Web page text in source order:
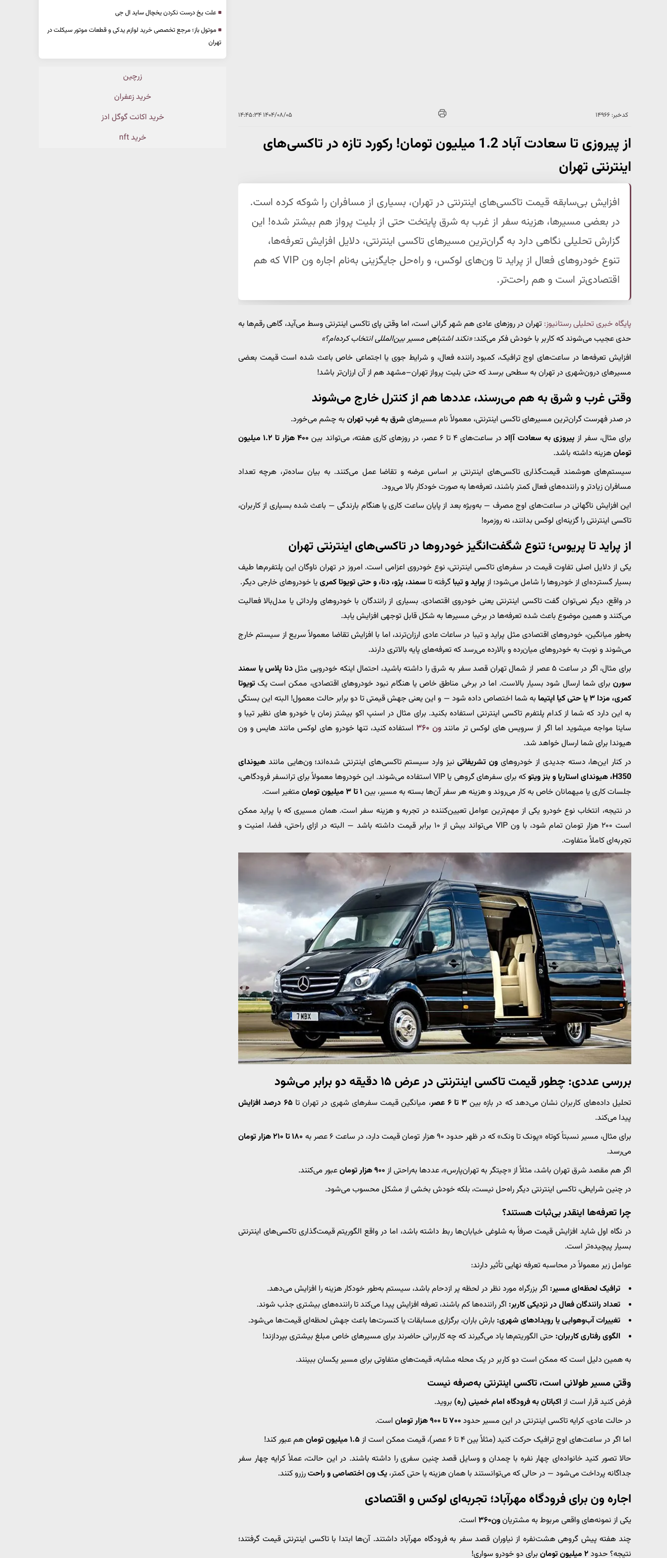
کدخبر: ۱۴۹۶۶ ۱۴۰۴/۰۸/۰۵ ۱۴:۴۵:۳۴
از پیروزی تا سعادت آباد 1.2 میلیون تومان! رکورد تازه در تاکسی‌های
اینترنتی تهران
افزایش بی‌سابقه قیمت تاکسی‌های اینترنتی در تهران، بسیاری از مسافران را شوکه کرده است.
در بعضی مسیرها، هزینه سفر از غرب به شرق پایتخت حتی از بلیت پرواز هم بیشتر شده! این
گزارش تحلیلی نگاهی دارد به گران‌ترین مسیرهای تاکسی اینترنتی، دلایل افزایش تعرفه‌ها،
تنوع خودروهای فعال از پراید تا ون‌های لوکس، و راه‌حل جایگزینی به‌نام اجاره ون VIP که هم
اقتصادی‌تر است و هم راحت‌تر.
پایگاه خبری تحلیلی رستانیوز: تهران در روزهای عادی هم شهر گرانی است، اما وقتی پای تاکسی اینترنتی وسط می‌آید، گاهی رقم‌ها به
حدی عجیب می‌شوند که کاربر با خودش فکر می‌کند:«نکند اشتباهی مسیر بین‌المللی انتخاب کرده‌ام؟»
افزایش تعرفه‌ها در ساعت‌های اوج ترافیک، کمبود راننده فعال، و شرایط جوی یا اجتماعی خاص باعث شده است قیمت بعضی
مسیرهای درون‌شهری در تهران به سطحی برسد که حتی بلیت پرواز تهران–مشهد هم از آن ارزان‌تر باشد!
وقتی غرب و شرق به هم می‌رسند، عددها هم از کنترل خارج می‌شوند
در صدر فهرست گران‌ترین مسیرهای تاکسی اینترنتی، معمولاً نام مسیرهای شرق به غرب تهران به چشم می‌خورد.
برای مثال، سفر از پیروزی به سعادت آإاددر ساعت‌های ۴ تا ۶ عصر، در روزهای کاری هفته، می‌تواند بین
۴۰۰ هزار تا ۱.۲ میلیون
تومانهزینه داشته باشد.
سیستم‌های هوشمند قیمت‌گذاری تاکسی‌های اینترنتی بر اساس عرضه و تقاضا عمل می‌کنند. به بیان ساده‌تر، هرچه تعداد
مسافران زیادتر و راننده‌های فعال کمتر باشند، تعرفه‌ها به صورت خودکار بالا می‌رود.
این افزایش ناگهانی در ساعت‌های اوج مصرف — به‌ویژه بعد از پایان ساعت کاری یا هنگام بارندگی — باعث شده بسیاری از کاربران،
تاکسی اینترنتی را گزینه‌ای لوکس بدانند، نه روزمره!
از پراید تا پریوس؛ تنوع شگفت‌انگیز خودروها در تاکسی‌های اینترنتی تهران
یکی از دلایل اصلی تفاوت قیمت در سفرهای تاکسی اینترنتی، نوع خودروی اعزامی است. امروز در تهران ناوگان این پلتفرم‌ها طیف
بسیار گسترده‌ای از خودروها را شامل می‌شود؛ از پراید و تیبا گرفته تا سمند، پژو، دنا، و حتی تویوتا کمرییا خودروهای خارجی دیگر.
در واقع، دیگر نمی‌توان گفت تاکسی اینترنتی یعنی خودروی اقتصادی. بسیاری از رانندگان با خودروهای وارداتی یا مدل‌بالا فعالیت
می‌کنند و همین موضوع باعث شده تعرفه‌ها در برخی مسیرها به شکل قابل توجهی افزایش یابد.
به‌طور میانگین، خودروهای اقتصادی مثل پراید و تیبا در ساعات عادی ارزان‌ترند، اما با افزایش تقاضا معمولاً سریع از سیستم خارج
می‌شوند و نوبت به خودروهای میان‌رده و بالارده می‌رسد که تعرفه‌های پایه بالاتری دارند.
برای مثال، اگر در ساعت ۵ عصر از شمال تهران قصد سفر به شرق را داشته باشید، احتمال اینکه خودرویی مثل
دنا پلاس یا سمند
سورن برای شما ارسال شود بسیار بالاست. اما در برخی مناطق خاص یا هنگام نبود خودروهای اقتصادی، ممکن است یک تویوتا
کمری، مزدا ۳ یا حتی کیا اپتیما
به شما اختصاص داده شود — و این یعنی جهش قیمتی تا دو برابر حالت معمول! البته این بستگی
به این دارد که شما از کدام پلتفرم تاکسی اینترنتی استفاده بکنید. برای مثال در اسنپ اکو بیشتر زمان یا خودرو های نظیر تیبا و
ساینا مواجه میشوید اما اگر از سرویس های لوکس تر مانندون ۳۶۰
استفاده کنید، تنها خودرو های لوکس مانند هایس و ون
هیوندا برای شما ارسال خواهد شد.
در کنار این‌ها، دسته جدیدی از خودروهای ون تشریفاتینیز وارد سیستم تاکسی‌های اینترنتی شده‌اند؛ ون‌هایی مانند هیوندای
H350، هیوندای استاریا و بنز ویتو
که برای سفرهای گروهی یا VIP استفاده می‌شوند. این خودروها معمولاً برای ترانسفر فرودگاهی،
جلسات کاری یا میهمانان خاص به کار می‌روند و هزینه هر سفر آن‌ها بسته به مسیر، بین ۱ تا ۳ میلیون تومان
متغیر است.
در نتیجه، انتخاب نوع خودرو یکی از مهم‌ترین عوامل تعیین‌کننده در تجربه و هزینه سفر است. همان مسیری که با پراید ممکن
است ۲۰۰ هزار تومان تمام شود، با ون VIP می‌تواند بیش از ۱۰ برابر قیمت داشته باشد — البته در ازای راحتی، فضا، امنیت و
تجربه‌ای کاملاً متفاوت.
بررسی عددی: چطور قیمت تاکسی اینترنتی در عرض ۱۵ دقیقه دو برابر می‌شود
تحلیل داده‌های کاربران نشان می‌دهد که در بازه بین۳ تا ۶ عصر ، میانگین قیمت سفرهای شهری در تهران تا ۶۵ درصد افزایش
پیدا می‌کند.
برای مثال، مسیر نسبتاً کوتاه «پونک تا ونک» که در ظهر حدود ۹۰ هزار تومان قیمت دارد، در ساعت ۶ عصر به
۱۸۰ تا ۲۱۰ هزار تومان
می‌رسد.
اگر هم مقصد شرق تهران باشد، مثلاً از «چیتگر به تهران‌پارس»، عددها به‌راحتی از۹۰۰ هزار تومان
عبور می‌کنند.
در چنین شرایطی، تاکسی اینترنتی دیگر راه‌حل نیست، بلکه خودش بخشی از مشکل محسوب می‌شود.
چرا تعرفه‌ها اینقدر بی‌ثبات هستند؟
در نگاه اول شاید افزایش قیمت صرفاً به شلوغی خیابان‌ها ربط داشته باشد، اما در واقع الگوریتم قیمت‌گذاری تاکسی‌های اینترنتی
بسیار پیچیده‌تر است.
عوامل زیر معمولاً در محاسبه تعرفه نهایی تأثیر دارند:
ترافیک لحظه‌ای مسیر: اگر بزرگراه مورد نظر در لحظه پر ازدحام باشد، سیستم به‌طور خودکار هزینه را افزایش می‌دهد.
تعداد رانندگان فعال در نزدیکی کاربر: اگر راننده‌ها کم باشند، تعرفه افزایش پیدا می‌کند تا راننده‌های بیشتری جذب شوند.
تغییرات آب‌و‌هوایی یا رویدادهای شهری: بارش باران، برگزاری مسابقات یا کنسرت‌ها باعث جهش لحظه‌ای قیمت‌ها می‌شود.
الگوی رفتاری کاربران: حتی الگوریتم‌ها یاد می‌گیرند که چه کاربرانی حاضرند برای مسیرهای خاص مبلغ بیشتری بپردازند!
به همین دلیل است که ممکن است دو کاربر در یک محله مشابه، قیمت‌های متفاوتی برای مسیر یکسان ببینند.
وقتی مسیر طولانی است، تاکسی اینترنتی به‌صرفه نیست
فرض کنید قرار است از اکباتان به فرودگاه امام خمینی (ره) بروید.
در حالت عادی، کرایه تاکسی اینترنتی در این مسیر حدود۷۰۰ تا ۹۰۰ هزار تومان
است.
اما اگر در ساعت‌های اوج ترافیک حرکت کنید (مثلاً بین ۴ تا ۶ عصر)، قیمت ممکن است از
۱.۵ میلیون تومان
هم عبور کند!
حالا تصور کنید خانواده‌ای چهار نفره با چمدان و وسایل قصد چنین سفری را داشته باشند. در این حالت، عملاً کرایه چهار سفر
جداگانه پرداخت می‌شود — در حالی که می‌توانستند با همان هزینه یا حتی کمتر، یک ون اختصاصی و راحترزرو کنند.
اجاره ون برای فرودگاه مهرآباد؛ تجربه‌ای لوکس و اقتصادی
یکی از نمونه‌های واقعی مربوط به مشتریانون۳۶۰
است.
چند هفته پیش گروهی هشت‌نفره از نیاوران قصد سفر به فرودگاه مهرآباد داشتند. آن‌ها ابتدا با تاکسی اینترنتی قیمت گرفتند؛
نتیجه؟ حدود ۲ میلیون تومان برای دو خودرو سواری!
علت یخ درست نکردن یخچال ساید ال جی
موتول باز؛ مرجع تخصصی خرید لوازم یدکی و قطعات موتور سیکلت در
تهران
زرچین
خرید زعفران
خرید اکانت گوگل ادز
خرید nft